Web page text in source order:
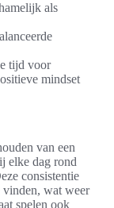
als
tijd voor
mindset
van een
elke dag rond
consistentie
wat weer
spelen ook